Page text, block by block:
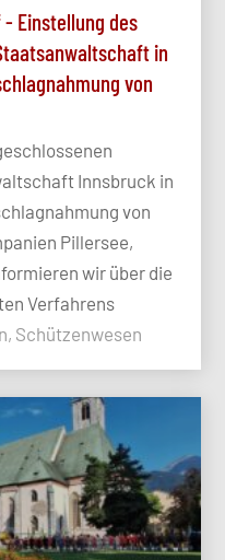
Einstellung des
in
von
Innsbruck in
von
Pillersee,
wir über die
Verfahrens
Schützenwesen